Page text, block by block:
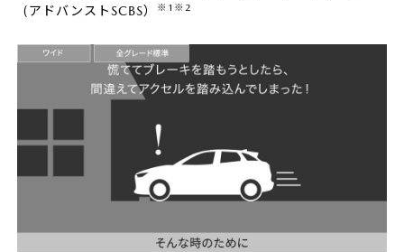
(アドバンストSCBS）
※1※2